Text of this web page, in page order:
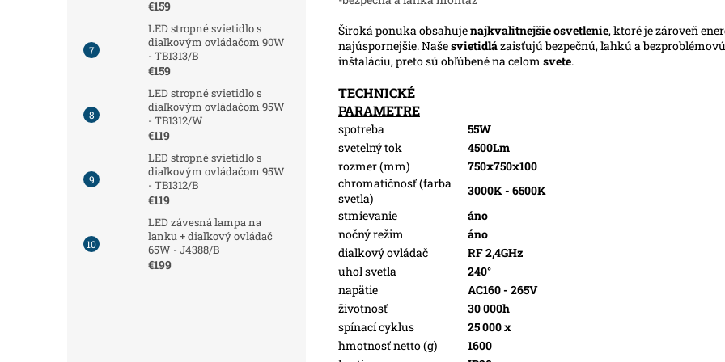
€159
LED stropné svietidlo s
diaľkovým ovládačom 90W
- TB1313/B
€159
LED stropné svietidlo s
diaľkovým ovládačom 95W
- TB1312/W
€119
LED stropné svietidlo s
diaľkovým ovládačom 95W
- TB1312/B
€119
LED závesná lampa na
lanku + diaľkový ovládač
65W - J4388/B
€199
Široká ponuka obsahujenajkvalitnejšie osvetlenie, ktoré je zároveň
najúspornejšie. Našesvietidlázaisťujú bezpečnú, ľahkú a bezproblémovú
inštaláciu, preto sú obľúbené na celom svete.
TECHNICKÉ
PARAMETRE
spotreba
55W
svetelný tok
4500Lm
rozmer (mm)
750x750x100
chromatičnosť (farba
svetla)
3000K - 6500K
stmievanie
áno
nočný režim
áno
diaľkový ovládač
RF 2,4GHz
uhol svetla
240°
napätie
AC160 - 265V
životnosť
30 000h
spínací cyklus
25 000 x
hmotnosť netto (g)
1600